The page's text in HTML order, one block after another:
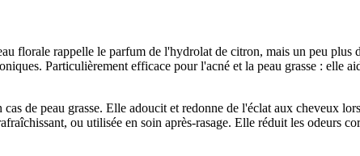
florale rappelle le parfum de l'hydrolat de citron, mais un peu
Particulièrement efficace pour l'acné et la peau grasse : elle
de peau grasse. Elle adoucit et redonne de l'éclat aux cheveux
ou utilisée en soin après-rasage. Elle réduit les odeurs